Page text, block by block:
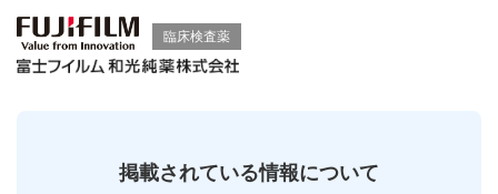
臨床検査薬
掲載されている情報について